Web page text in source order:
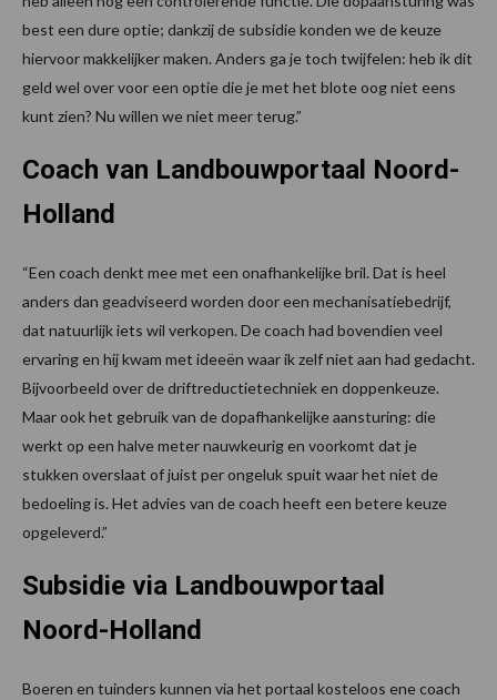
best een dure optie; dankzij de subsidie konden we de keuze
hiervoor makkelijker maken. Anders ga je toch twijfelen: heb ik dit
geld wel over voor een optie die je met het blote oog niet eens
kunt zien? Nu willen we niet meer terug.”
Coach van Landbouwportaal Noord-
Holland
“Een coach denkt mee met een onafhankelijke bril. Dat is heel
anders dan geadviseerd worden door een mechanisatiebedrijf,
dat natuurlijk iets wil verkopen. De coach had bovendien veel
ervaring en hij kwam met ideeën waar ik zelf niet aan had gedacht.
Bijvoorbeeld over de driftreductietechniek en doppenkeuze.
Maar ook het gebruik van de dopafhankelijke aansturing: die
werkt op een halve meter nauwkeurig en voorkomt dat je
stukken overslaat of juist per ongeluk spuit waar het niet de
bedoeling is. Het advies van de coach heeft een betere keuze
opgeleverd.”
Subsidie via Landbouwportaal
Noord-Holland
Boeren en tuinders kunnen via het portaal kosteloos ene coach